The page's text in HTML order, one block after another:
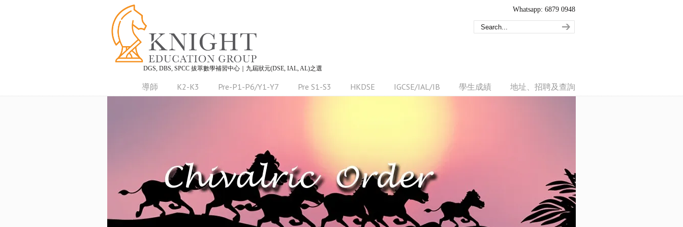
DGS, DBS, SPCC 拔萃數學補習中心｜九屆狀元(DSE, IAL, AL)之選
Whatsapp: 6879 0948
導師 K2-K3 Pre-P1-P6/Y1-Y7 Pre S1-S3 HKDSE IGCSE/IAL/IB 學生成績 地址、招聘及查詢